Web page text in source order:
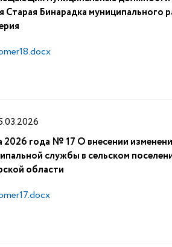
Старая Бинарадка муниципального
2026 года № 17 О внесении
службы в сельском
области